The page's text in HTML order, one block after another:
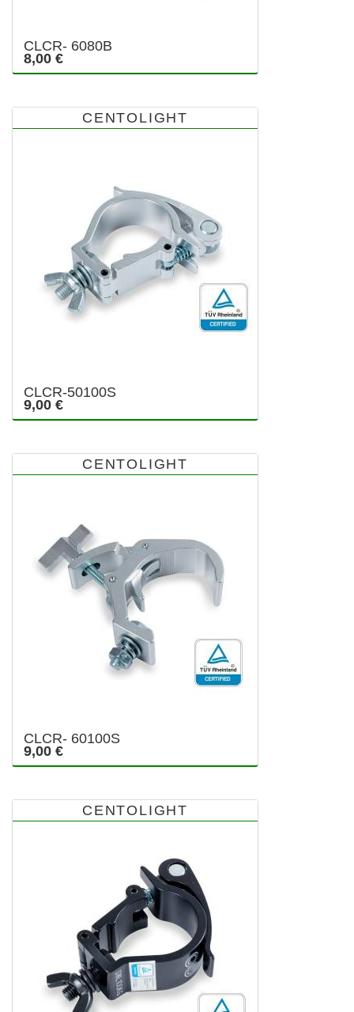
CLCR- 6080B
8,00 €
CENTOLIGHT
CLCR-50100S
9,00 €
CENTOLIGHT
CLCR- 60100S
9,00 €
CENTOLIGHT